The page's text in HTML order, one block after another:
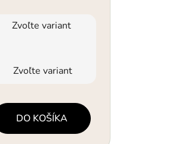
Zvoľte variant
Zvoľte variant
DO KOŠÍKA